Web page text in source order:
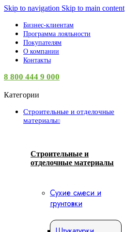
Skip to navigation Skip to main content
Бизнес-клиентам
Программа лояльности
Покупателям
О компании
Контакты
8 800 444 9 000
Категории
Строительные и отделочные
материалы
Строительные и
отделочные материалы
Сухие смеси и
грунтовки